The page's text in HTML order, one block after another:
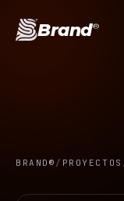
Brand®
BRAND® / PROYECTOS